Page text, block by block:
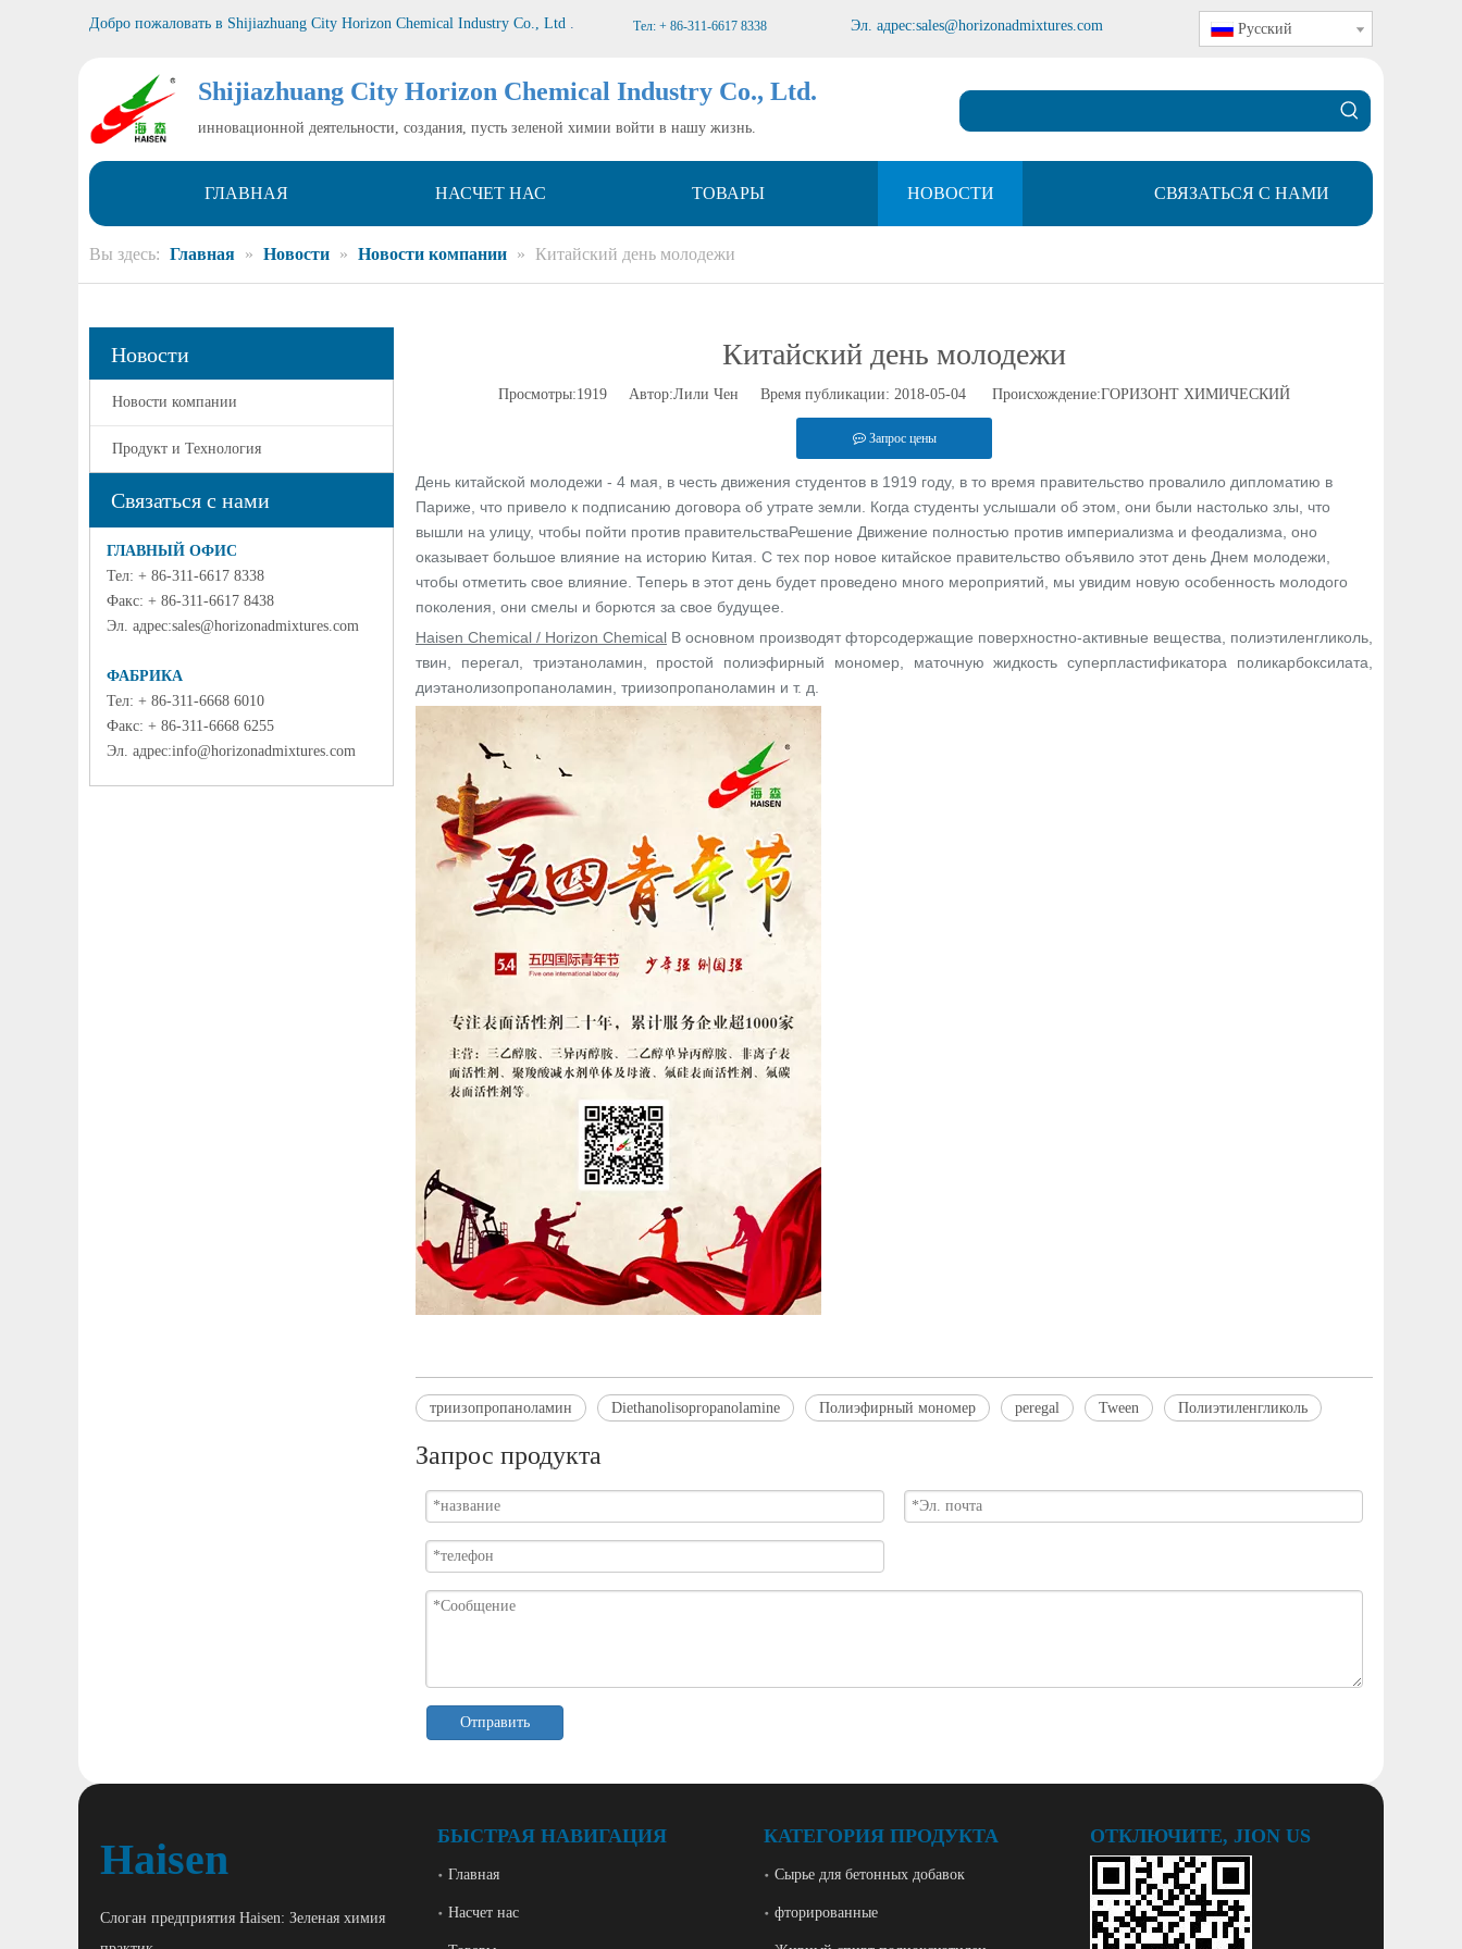
Добро пожаловать в Shijiazhuang City Horizon Chemical Industry Co., Ltd . Тел: + 86-311-6617 8338 Эл. адрес:sales@horizonadmixtures.com Pусский
Shijiazhuang City Horizon Chemical Industry Co., Ltd.
инновационной деятельности, создания, пусть зеленой химии войти в нашу жизнь.
ГЛАВНАЯ НАСЧЕТ НАС ТОВАРЫ НОВОСТИ СВЯЗАТЬСЯ С НАМИ
Вы здесь: Главная » Новости » Новости компании » Китайский день молодежи
Новости
Новости компании
Продукт и Технология
Связаться с нами
ГЛАВНЫЙ ОФИС
Тел: + 86-311-6617 8338
Факс: + 86-311-6617 8438
Эл. адрес:sales@horizonadmixtures.com
ФАБРИКА
Тел: + 86-311-6668 6010
Факс: + 86-311-6668 6255
Эл. адрес:info@horizonadmixtures.com
Китайский день молодежи
Просмотры:1919 Автор:Лили Чен Время публикации: 2018-05-04 Происхождение:ГОРИЗОНТ ХИМИЧЕСКИЙ
Запрос цены
День китайской молодежи - 4 мая, в честь движения студентов в 1919 году, в то время правительство провалило дипломатию в
Париже, что привело к подписанию договора об утрате земли. Когда студенты услышали об этом, они были настолько злы, что
вышли на улицу, чтобы пойти против правительстваРешение Движение полностью против империализма и феодализма, оно
оказывает большое влияние на историю Китая. С тех пор новое китайское правительство объявило этот день Днем молодежи,
чтобы отметить свое влияние. Теперь в этот день будет проведено много мероприятий, мы увидим новую особенность молодого
поколения, они смелы и борются за свое будущее.
Haisen Chemical / Horizon Chemical В основном производят фторсодержащие поверхностно-активные вещества, полиэтиленгликоль,
твин, перегал, триэтаноламин, простой полиэфирный мономер, маточную жидкость суперпластификатора поликарбоксилата,
диэтанолизопропаноламин, триизопропаноламин и т. д.
триизопропаноламин Diethanolisopropanolamine Полиэфирный мономер peregal Tween Полиэтиленгликоль
Запрос продукта
Отправить
Haisen
Слоган предприятия Haisen: Зеленая химия
БЫСТРАЯ НАВИГАЦИЯ
Главная
Насчет нас
КАТЕГОРИЯ ПРОДУКТА
Сырье для бетонных добавок
фторированные
ОТКЛЮЧИТЕ, JION US